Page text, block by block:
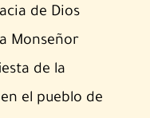
de Dios
Monseñor
de la
el pueblo de